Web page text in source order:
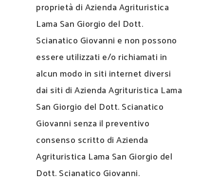
proprietà di Azienda Agrituristica
Lama San Giorgio del Dott.
Scianatico Giovanni e non possono
essere utilizzati e/o richiamati in
alcun modo in siti internet diversi
dai siti di Azienda Agrituristica Lama
San Giorgio del Dott. Scianatico
Giovanni senza il preventivo
consenso scritto di Azienda
Agrituristica Lama San Giorgio del
Dott. Scianatico Giovanni.